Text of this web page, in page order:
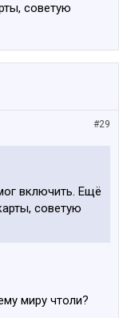
советую
#29
включить. Ещё
советую
миру чтоли?